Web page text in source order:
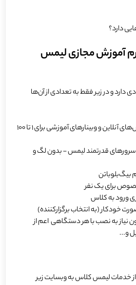
دارد؟
آموزش مجازی لیمس
دارد و در زیر فقط به تعدادی از آن‌ها
امکان برگزاری کلاس‎‌های آنلاین و وبینارهای آموزشی برای 1 تا 100
سرورهای قدرتمند لیمس - بدون لگ و
بیگ‌بلوباتن
برای یک نفر
ورود به کلاس
خودکار (به انتخاب برگزارکننده)
نیاز به نصب با هر دستگاهی اعم از
و...
خدمات لیمس کلاس به وبسایت زیر